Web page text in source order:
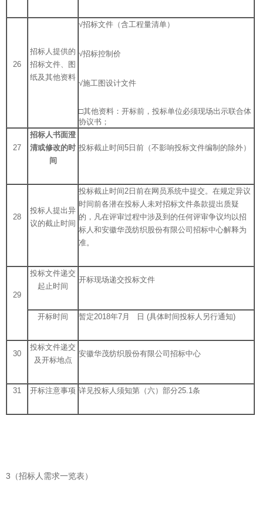
26
招标人提供的
招标文件、图
纸及其他资料
√招标文件（含工程量清单）
√招标控制价
√施工图设计文件
□其他资料：开标前，投标单位必须现场出示联合体
协议书；
27
招标人书面澄
清或修改的时
间
投标截止时间5日前（不影响投标文件编制的除外）
28
投标人提出异
议的截止时间
投标截止时间2日前在网员系统中提交。在规定异议
时间前各潜在投标人未对招标文件条款提出质疑
的，凡在评审过程中涉及到的任何评审争议均以招
标人和安徽华茂纺织股份有限公司招标中心解释为
准。
29
投标文件递交
起止时间
开标现场递交投标文件
开标时间 暂定2018年7月 日 (具体时间投标人另行通知)
30
投标文件递交
及开标地点
安徽华茂纺织股份有限公司招标中心
31 开标注意事项 详见投标人须知第（六）部分25.1条
3（招标人需求一览表）